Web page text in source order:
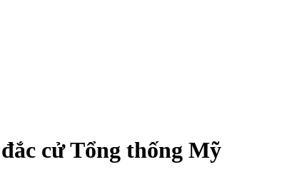
cử Tổng thống Mỹ